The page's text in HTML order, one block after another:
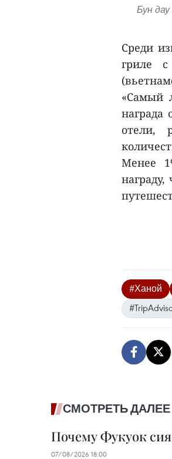
Бун
Среди
гриле
«Самый
награда
отели,
Менее
#Ханой
СМОТРЕТЬ ДАЛЕЕ
Почему Фукуок
07/08/2026 18:00